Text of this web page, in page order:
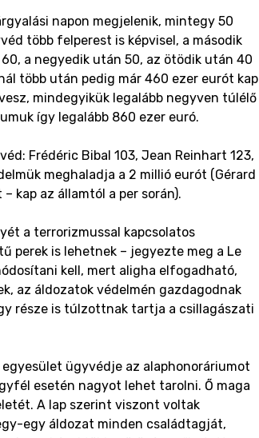
napon megjelenik, mintegy 50
több felperest is képvisel, a második
a negyedik után 50, az ötödik után 40
több után pedig már 460 ezer eurót kap
mindegyikük legalább negyven túlélő
így legalább 860 ezer euró.
Frédéric Bibal 103, Jean Reinhart 123,
meghaladja a 2 millió eurót (Gérard
kap az államtól a per során).
a terrorizmussal kapcsolatos
perek is lehetnek – jegyezte meg a Le
kell, mert aligha elfogadható,
az áldozatok védelmén gazdagodnak
része is túlzottnak tartja a csillagászati
ügyvédje az alaphonoráriumot
esetén nagyot lehet tarolni. Ő maga
A lap szerint viszont voltak
egy áldozat minden családtagját,